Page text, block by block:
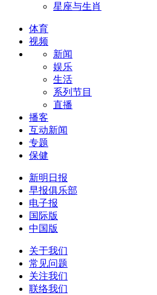
星座与生肖
体育
视频
新闻
娱乐
生活
系列节目
直播
播客
互动新闻
专题
保健
新明日报
早报俱乐部
电子报
国际版
中国版
关于我们
常见问题
关注我们
联络我们